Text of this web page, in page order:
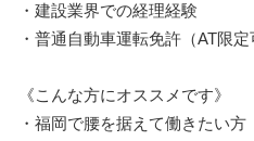
・建設業界での経理経験
・普通自動車運転免許（AT限定
《こんな方にオススメです》
・福岡で腰を据えて働きたい方